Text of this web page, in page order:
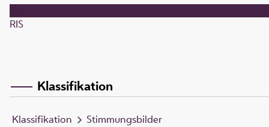
RIS
Klassifikation
Klassifikation Stimmungsbilder